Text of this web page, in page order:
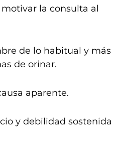
la consulta al
de lo habitual y más
de orinar.
aparente.
y debilidad sostenida